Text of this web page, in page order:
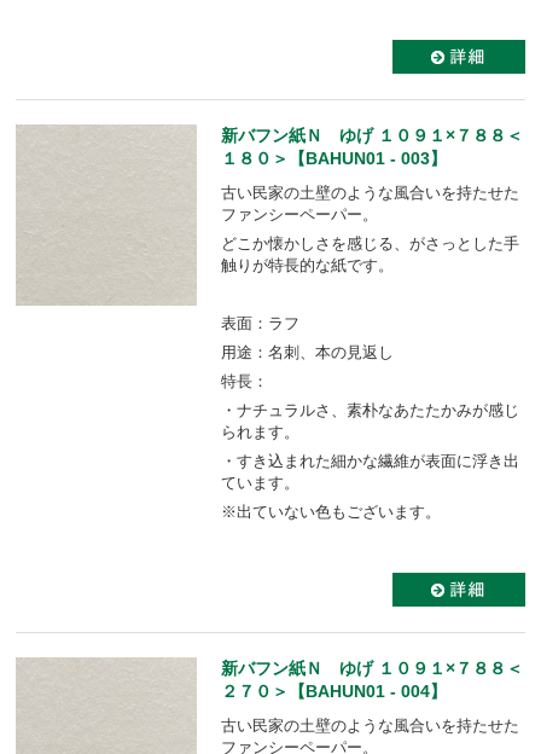
新バフン紙Ｎ ゆげ １０９１×７８８＜
１８０＞【BAHUN01 - 003】
古い民家の土壁のような風合いを持たせた
ファンシーペーパー。
どこか懐かしさを感じる、がさっとした手
触りが特長的な紙です。
表面：ラフ
用途：名刺、本の見返し
特長：
・ナチュラルさ、素朴なあたたかみが感じ
られます。
・すき込まれた細かな繊維が表面に浮き出
ています。
※出ていない色もございます。
新バフン紙Ｎ ゆげ １０９１×７８８＜
２７０＞【BAHUN01 - 004】
古い民家の土壁のような風合いを持たせた
ファンシーペーパー。